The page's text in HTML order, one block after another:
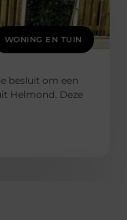
WONING EN TUIN
besluit om een
Helmond. Deze